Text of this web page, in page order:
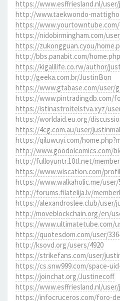
https://www.esffriesland.nl/
http://www.taekwondo-
https://
https://nidobirmingham.com/
https://zukongguan.cyou/
http://bbs.panabit.com/
https://kigalilife.co.rw/author/
http://geeka.com.br/JustinBon
https://www.gtabase.com/user/
https://www.pintradingdb.com/
https://istinastroitelstva.xyz/
https://worldaid.eu.org/
https://4cg.com.au/user/
https://qiluwuyi.com/
http://www.goodolcomics.com/
http://fulloyuntr.10tl.net/
https://www.wiscation.com/
https://www.walkaholic.me/user/
http://forums.filatelija.lv/
https://alexandroslee.club/user/
http://moveblockchain.org/en/
https://www.ultimatetube.com/
https://quotesdom.com/user/
http://ksovd.org/users/4920
https://strikefans.com/user/
https://cs.snw999.com/space-
https://joinchat.org/Justinecoff
https://www.esffriesland.nl/
https://infocruceros.com/foro-